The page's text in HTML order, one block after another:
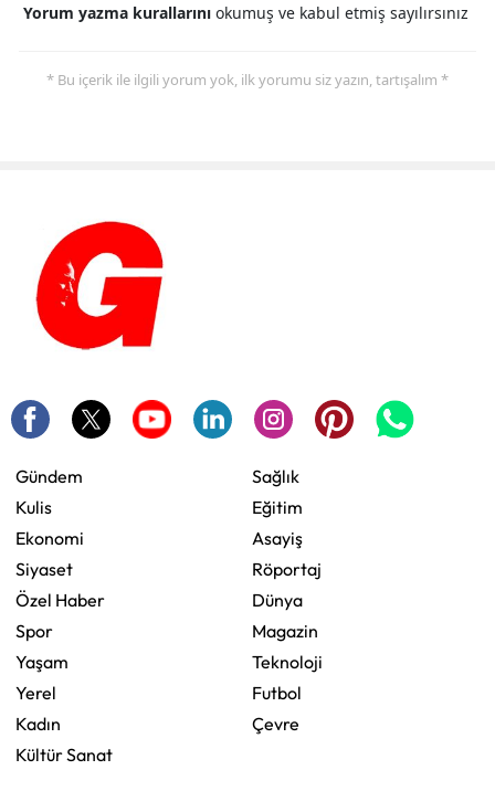
Yorum yazma kurallarını okumuş ve kabul etmiş sayılırsınız
* Bu içerik ile ilgili yorum yok, ilk yorumu siz yazın, tartışalım *
Gündem
Kulis
Ekonomi
Siyaset
Özel Haber
Spor
Yaşam
Yerel
Kadın
Kültür Sanat
Sağlık
Eğitim
Asayiş
Röportaj
Dünya
Magazin
Teknoloji
Futbol
Çevre